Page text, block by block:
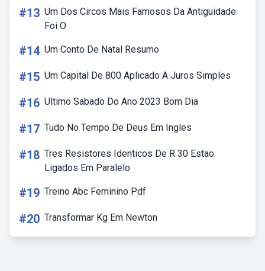
#13 Um Dos Circos Mais Famosos Da Antiguidade
Foi O
#14 Um Conto De Natal Resumo
#15 Um Capital De 800 Aplicado A Juros Simples
#16 Ultimo Sabado Do Ano 2023 Bom Dia
#17 Tudo No Tempo De Deus Em Ingles
#18 Tres Resistores Identicos De R 30 Estao
Ligados Em Paralelo
#19 Treino Abc Feminino Pdf
#20 Transformar Kg Em Newton